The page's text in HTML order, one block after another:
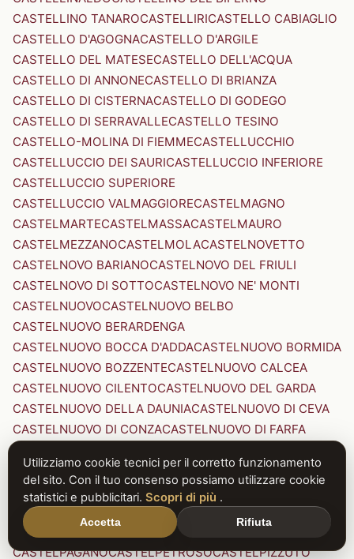
CASTELLINO TANAROCASTELLIRICASTELLO CABIAGLIO
CASTELLO D'AGOGNACASTELLO D'ARGILE
CASTELLO DEL MATESECASTELLO DELL'ACQUA
CASTELLO DI ANNONECASTELLO DI BRIANZA
CASTELLO DI CISTERNACASTELLO DI GODEGO
CASTELLO DI SERRAVALLECASTELLO TESINO
CASTELLO-MOLINA DI FIEMMECASTELLUCCHIO
CASTELLUCCIO DEI SAURICASTELLUCCIO INFERIORE
CASTELLUCCIO SUPERIORE
CASTELLUCCIO VALMAGGIORECASTELMAGNO
CASTELMARTECASTELMASSACASTELMAURO
CASTELMEZZANOCASTELMOLACASTELNOVETTO
CASTELNOVO BARIANOCASTELNOVO DEL FRIULI
CASTELNOVO DI SOTTOCASTELNOVO NE' MONTI
CASTELNUOVOCASTELNUOVO BELBO
CASTELNUOVO BERARDENGA
CASTELNUOVO BOCCA D'ADDACASTELNUOVO BORMIDA
CASTELNUOVO BOZZENTECASTELNUOVO CALCEA
CASTELNUOVO CILENTOCASTELNUOVO DEL GARDA
CASTELNUOVO DELLA DAUNIACASTELNUOVO DI CEVA
CASTELNUOVO DI CONZACASTELNUOVO DI FARFA
CASTELNUOVO DI PORTO CASTELNUOVO DON BOSCO
CASTELNUOVO MAGRACASTELNUOVO NIGRA
CASTELNUOVO PARANOCASTELNUOVO RANGONE
CASTELNUOVO SCRIVIA
CASTELNUOVO VAL DI CECINA
CASTELPAGANOCASTELPETROSOCASTELPIZZUTO
Utilizziamo cookie tecnici per il corretto funzionamento
del sito. Con il tuo consenso possiamo utilizzare cookie
statistici e pubblicitari. Scopri di più .
Accetta Rifiuta